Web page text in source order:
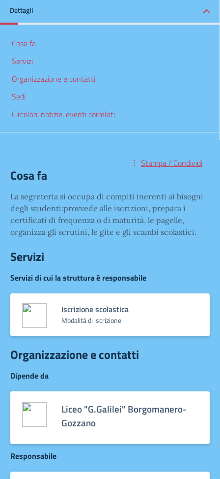
Dettagli
Cosa fa
Servizi
Organizzazione e contatti
Sedi
Circolari, notizie, eventi correlati
Stampa / Condividi
Cosa fa
La segreteria si occupa di compiti inerenti ai bisogni
degli studenti:provvede alle iscrizioni, prepara i
certificati di frequenza o di maturità, le pagelle,
organizza gli scrutini, le gite e gli scambi scolastici.
Servizi
Servizi di cui la struttura è responsabile
Iscrizione scolastica
Modalità di iscrizione
Organizzazione e contatti
Dipende da
Liceo "G.Galilei" Borgomanero-
Gozzano
Responsabile